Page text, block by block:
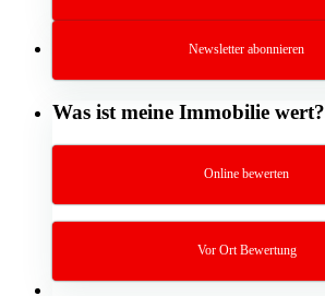
Newsletter abonnieren
Was ist meine Immobilie wert?
Online bewerten
Vor Ort Bewertung